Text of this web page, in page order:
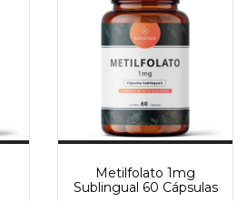
Metilfolato 1mg
Sublingual 60 Cápsulas